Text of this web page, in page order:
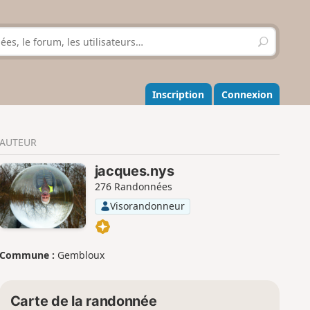
R
e
h
e
r
r
Inscription Connexion
AUTEUR
jacques.nys
276 Randonnées
Visorandonneur
Commune : Gembloux
Carte de la randonnée